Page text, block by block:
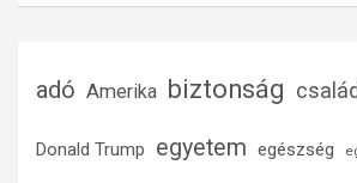
adó Amerika biztonság család
Donald Trump egyetem egészség